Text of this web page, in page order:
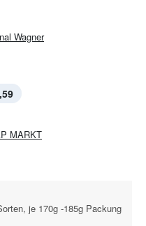
Wagner
MARKT
je 170g -185g Packung